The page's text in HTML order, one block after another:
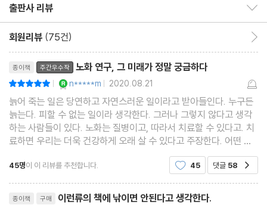
산들바람 | 헛수고에 불과한 각종 치료 | 이 질병은 치료할 수 있다
2부 우리가 배우고 있는 것(현재)
4장 건강하게 장수하는 법
노화는 삶의 불가피한 일부가 아니다 | 적게 먹어라 | 간헐적 단식 또
는 주기적 단식 | 육식을 줄여라 | 땀을 흘려라 | 몸을 차갑게 하라 |
출판사 리뷰
회원리뷰 (75건)
종이책 주간우수작 노화 연구, 그 미래가 정말 궁금하다
| n*****m | 2020.08.21
늙어 죽는 일은 당연하고 자연스러운 일이라고 받아들인다. 누구든
늙는다. 피할 수 없는 일이라 생각한다. 그러나 그렇지 않다고 생각
하는 사람들이 있다. 노화는 질병이고, 따라서 치료할 수 있다고. 치
료하면 우리는 더욱 건강하게 오래 살 수 있다고 주장한다. 어떤 사
이비의학자의 생뚱맞은 설교가 아니라, 진지하고 열정적인 노화생
물학자들이 그렇게 주장한다. 단지 주장만 하는
45명이 이 리뷰를 추천합니다. 45 댓글 58
종이책 구매 이런류의 책에 낚이면 안된다고 생각한다.